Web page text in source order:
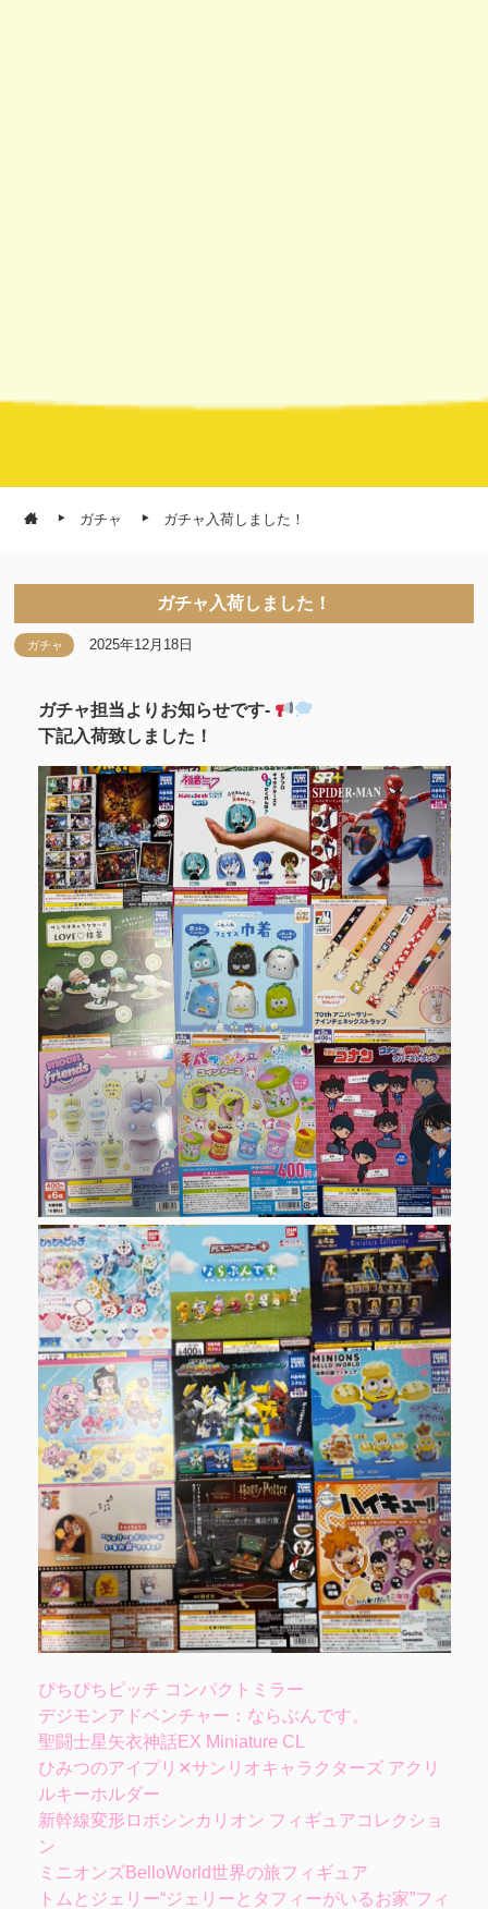
ガチャ ガチャ入荷しました！
ガチャ入荷しました！
ガチャ 2025年12月18日
ガチャ担当よりお知らせです-
下記入荷致しました！
ぴちぴちピッチ コンパクトミラー
デジモンアドベンチャー：ならぶんです。
聖闘士星矢衣神話EX Miniature CL
ひみつのアイプリ✕サンリオキャラクターズ アクリ
ルキーホルダー
新幹線変形ロボシンカリオン フィギュアコレクショ
ン
ミニオンズBelloWorld世界の旅フィギュア
トムとジェリー“ジェリーとタフィーがいるお家”フィ